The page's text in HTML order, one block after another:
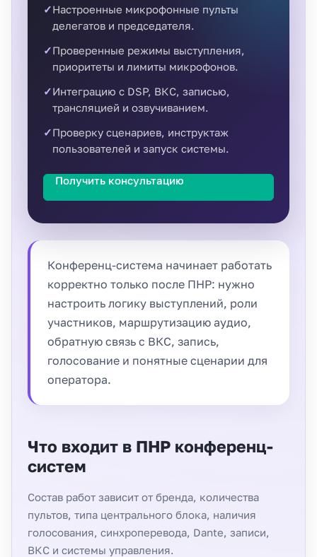
Настроенные микрофонные пульты
делегатов и председателя.
Проверенные режимы выступления,
приоритеты и лимиты микрофонов.
Интеграцию с DSP, ВКС, записью,
трансляцией и озвучиванием.
Проверку сценариев, инструктаж
пользователей и запуск системы.
Получить консультацию
Конференц-система начинает работать
корректно только после ПНР: нужно
настроить логику выступлений, роли
участников, маршрутизацию аудио,
обратную связь с ВКС, запись,
голосование и понятные сценарии для
оператора.
Что входит в ПНР конференц-
систем
Состав работ зависит от бренда, количества
пультов, типа центрального блока, наличия
голосования, синхроперевода, Dante, записи,
ВКС и системы управления.